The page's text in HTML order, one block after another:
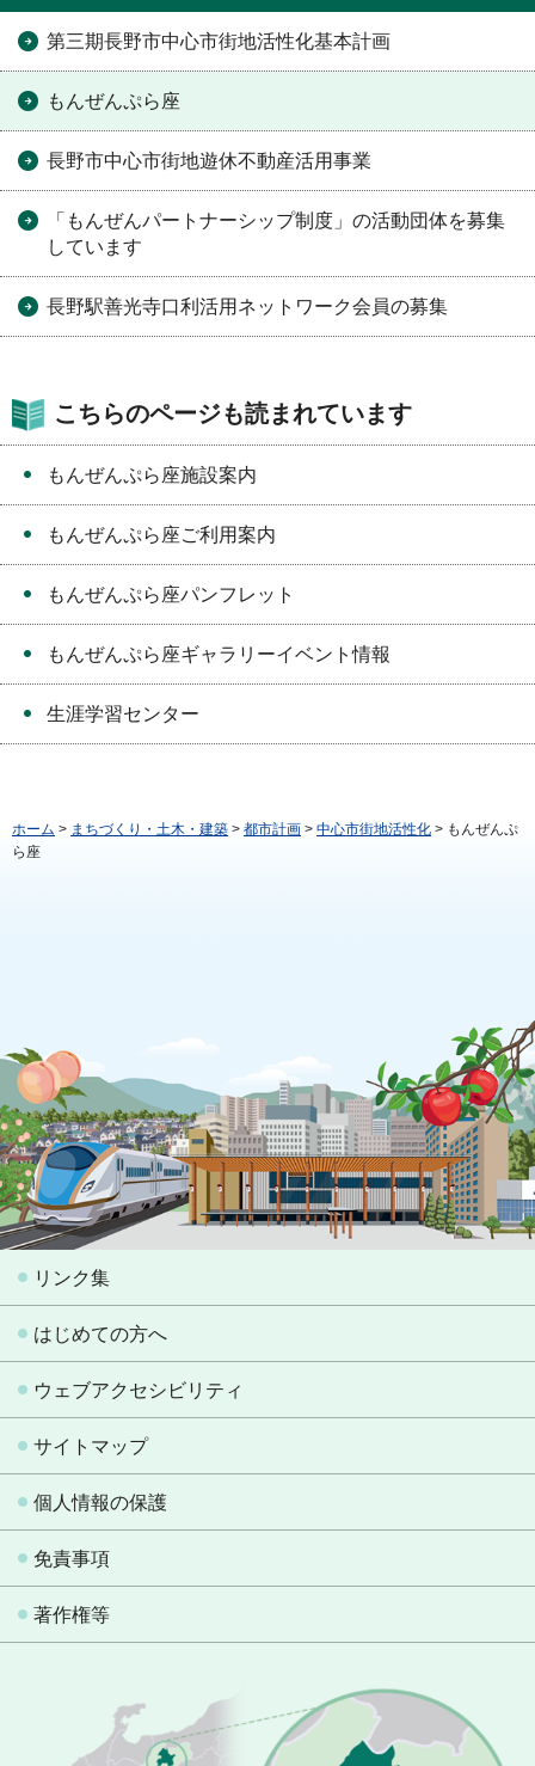
第三期長野市中心市街地活性化基本計画
もんぜんぷら座
長野市中心市街地遊休不動産活用事業
「もんぜんパートナーシップ制度」の活動団体を募集
しています
長野駅善光寺口利活用ネットワーク会員の募集
こちらのページも読まれています
もんぜんぷら座施設案内
もんぜんぷら座ご利用案内
もんぜんぷら座パンフレット
もんぜんぷら座ギャラリーイベント情報
生涯学習センター
ホーム > まちづくり・土木・建築 > 都市計画 > 中心市街地活性化 > もんぜんぷ
ら座
リンク集
はじめての方へ
ウェブアクセシビリティ
サイトマップ
個人情報の保護
免責事項
著作権等